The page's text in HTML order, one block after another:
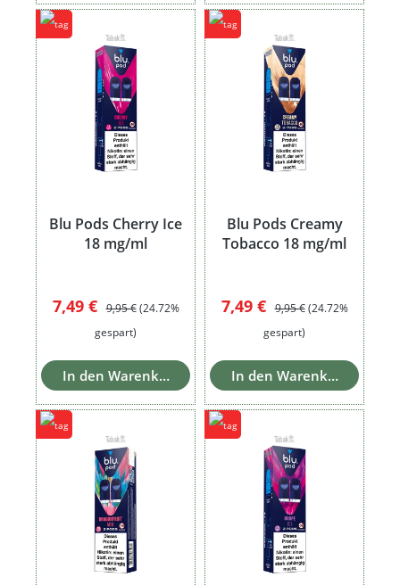
Blu Pods Cherry Ice
18 mg/ml
Verkaufspreis:
7,49 € Regulärer Preis:
9,95 € (24.72%
gespart)
In den Warenkorb
Blu Pods Creamy
Tobacco 18 mg/ml
Verkaufspreis:
7,49 € Regulärer Preis:
9,95 € (24.72%
gespart)
In den Warenkorb